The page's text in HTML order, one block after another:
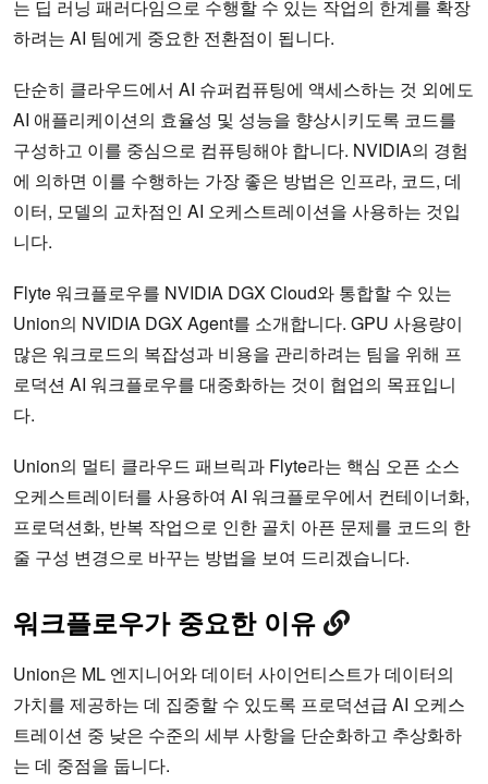
는 딥 러닝 패러다임으로 수행할 수 있는 작업의 한계를 확장
하려는 AI 팀에게 중요한 전환점이 됩니다.
단순히 클라우드에서 AI 슈퍼컴퓨팅에 액세스하는 것 외에도
AI 애플리케이션의 효율성 및 성능을 향상시키도록 코드를
구성하고 이를 중심으로 컴퓨팅해야 합니다. NVIDIA의 경험
에 의하면 이를 수행하는 가장 좋은 방법은 인프라, 코드, 데
이터, 모델의 교차점인 AI 오케스트레이션을 사용하는 것입
니다.
Flyte 워크플로우를 NVIDIA DGX Cloud와 통합할 수 있는
Union의 NVIDIA DGX Agent를 소개합니다. GPU 사용량이
많은 워크로드의 복잡성과 비용을 관리하려는 팀을 위해 프
로덕션 AI 워크플로우를 대중화하는 것이 협업의 목표입니
다.
Union의 멀티 클라우드 패브릭과 Flyte라는 핵심 오픈 소스
오케스트레이터를 사용하여 AI 워크플로우에서 컨테이너화,
프로덕션화, 반복 작업으로 인한 골치 아픈 문제를 코드의 한
줄 구성 변경으로 바꾸는 방법을 보여 드리겠습니다.
워크플로우가 중요한 이유
Union은 ML 엔지니어와 데이터 사이언티스트가 데이터의
가치를 제공하는 데 집중할 수 있도록 프로덕션급 AI 오케스
트레이션 중 낮은 수준의 세부 사항을 단순화하고 추상화하
는 데 중점을 둡니다.